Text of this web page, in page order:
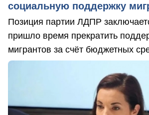
социальную поддержку
Позиция партии ЛДПР
пришло время прекратить
мигрантов за счёт бюджетных